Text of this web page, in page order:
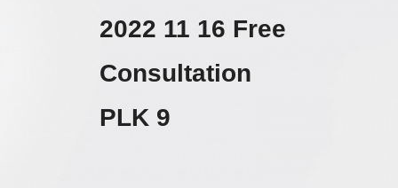
2022 11 16 Free
Consultation
PLK 9